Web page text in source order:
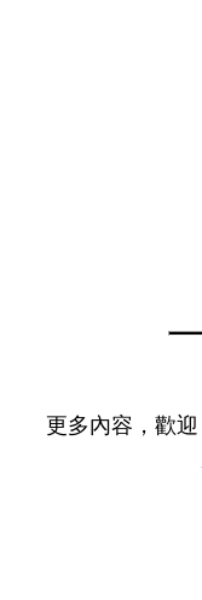
更多內容，歡迎